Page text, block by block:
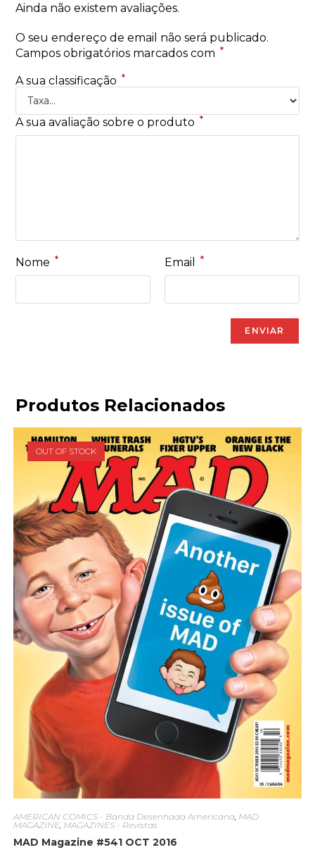
Ainda não existem avaliações.
O seu endereço de email não será publicado.
Campos obrigatórios marcados com *
A sua classificação *
A sua avaliação sobre o produto *
Nome * Email *
Produtos Relacionados
OUT OF STOCK
AMERICAN COMICS - Banda Desenhada Americana, MAD
MAGAZINE, MAGAZINES - Revistas
MAD Magazine #541 OCT 2016